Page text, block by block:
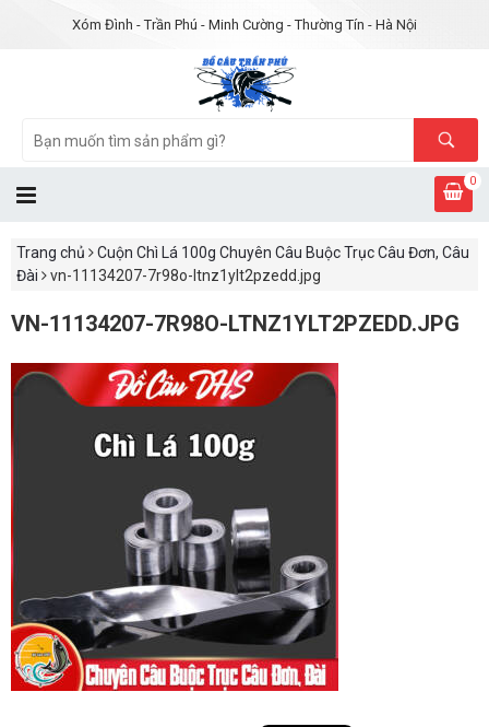
Xóm Đình - Trần Phú - Minh Cường - Thường Tín - Hà Nội
0
Trang chủ
Cuộn Chì Lá 100g Chuyên Câu Buộc Trục Câu Đơn, Câu
Đài
vn-11134207-7r98o-ltnz1ylt2pzedd.jpg
VN-11134207-7R98O-LTNZ1YLT2PZEDD.JPG